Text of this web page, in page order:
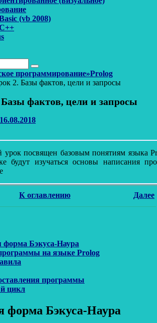
(vb 2008)
Поиск
программирование»Prolog
2. Базы фактов, цели и запросы
фактов, цели и запросы
16.08.2018
урок посвящен базовым понятиям языка
будут изучаться основы написания
К оглавлению Далее
форма Бэкуса-Наура
на языке Prolog
программы
цикл
форма Бэкуса-Наура